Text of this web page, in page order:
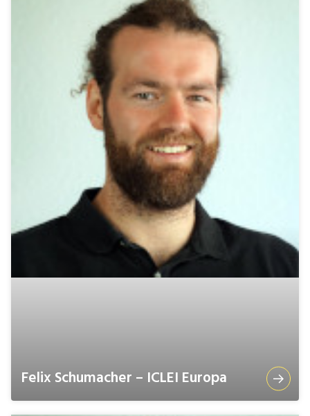
Felix Schumacher – ICLEI Europa